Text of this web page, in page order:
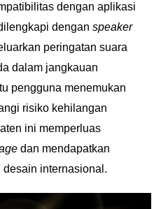
dengan aplikasi
dengan speaker
peringatan suara
dalam jangkauan
pengguna menemukan
risiko kehilangan
ini memperluas
dan mendapatkan
internasional.